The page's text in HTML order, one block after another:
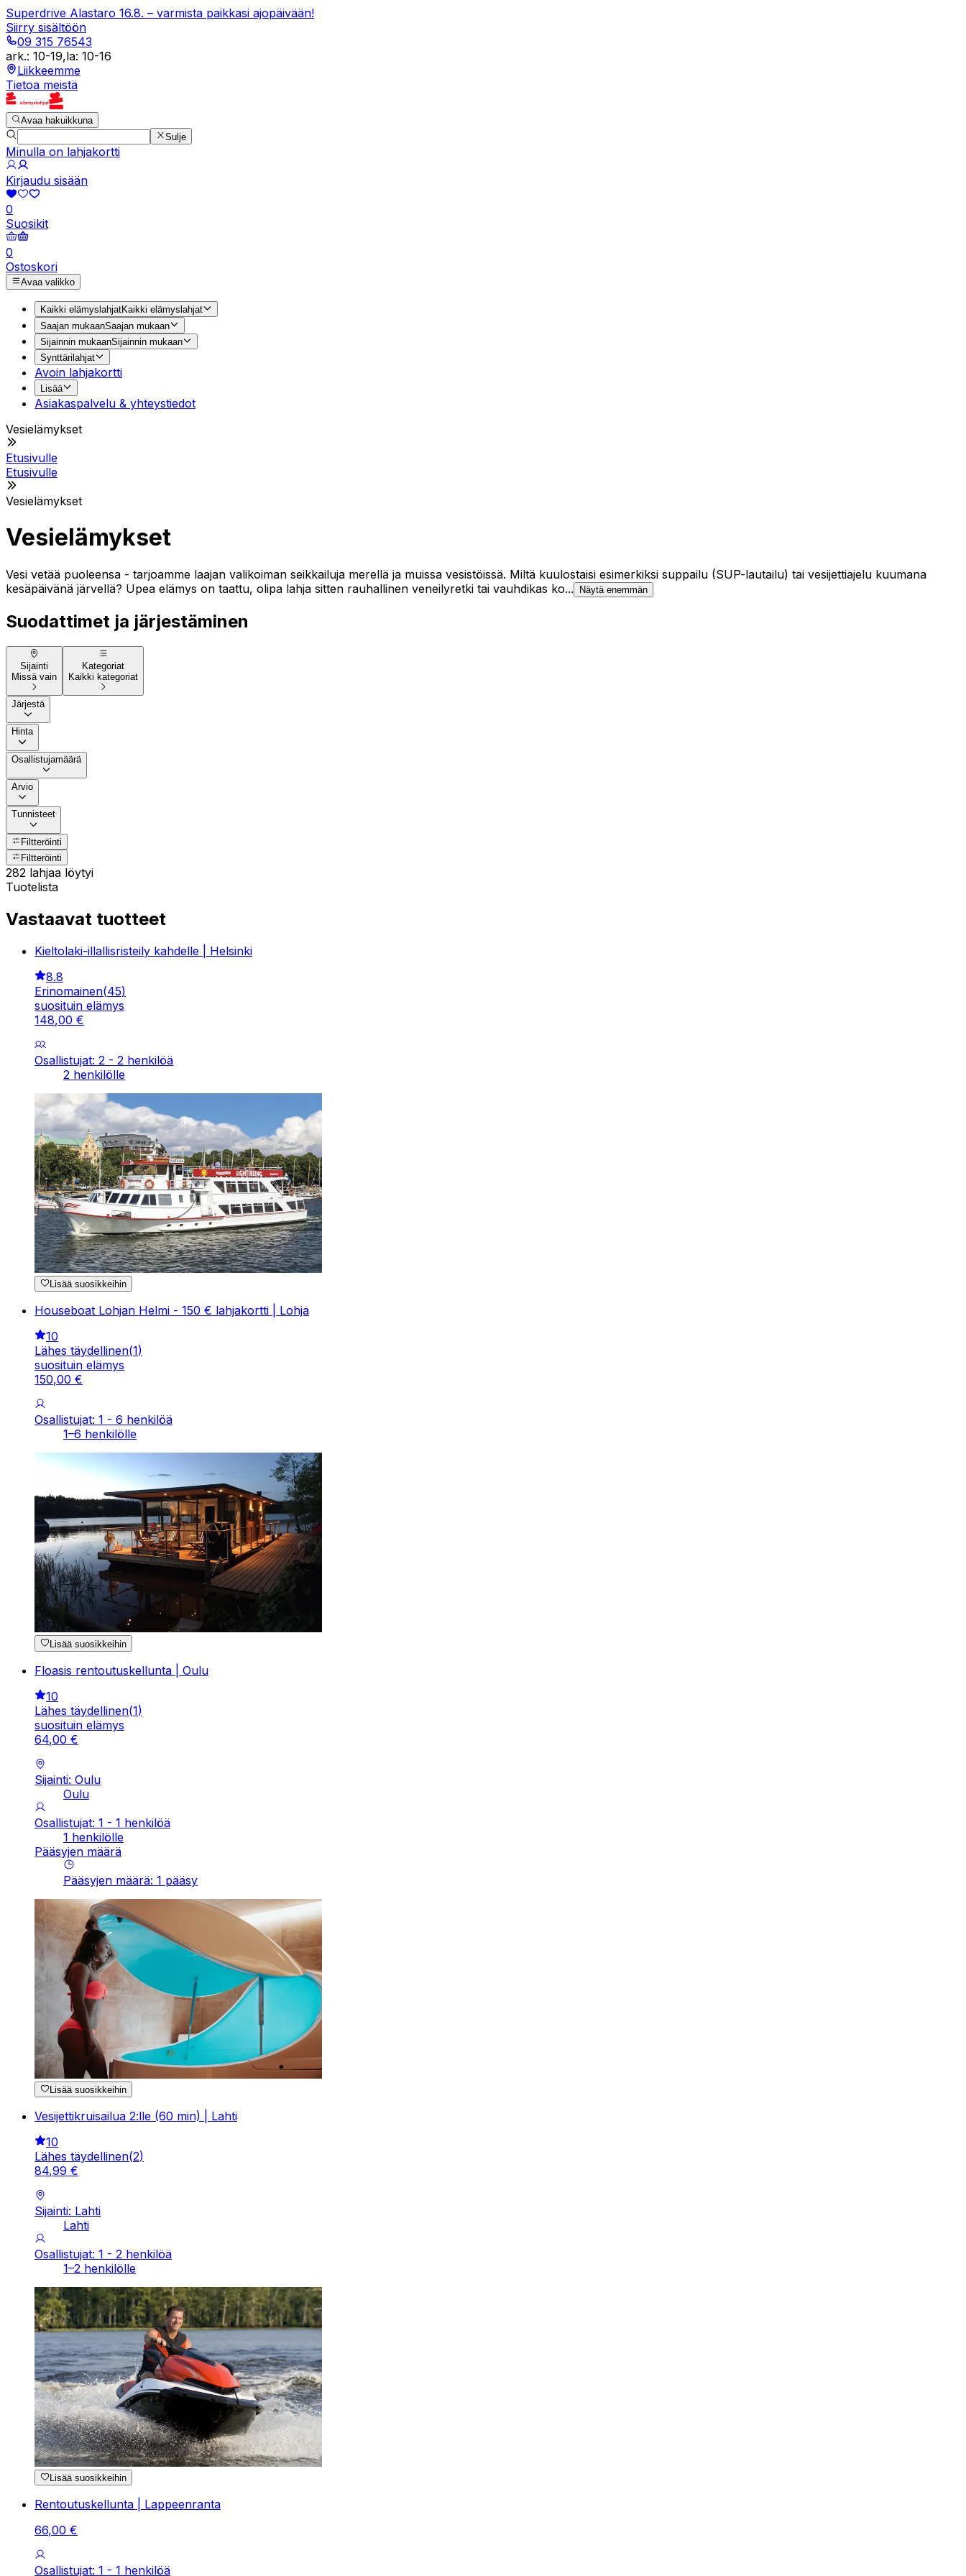
Superdrive Alastaro 16.8. – varmista paikkasi ajopäivään!
Siirry sisältöön
09 315 76543
ark.: 10-19,la: 10-16
Liikkeemme
Tietoa meistä
Avaa hakuikkuna
Sulje
Minulla on lahjakortti
Kirjaudu sisään
0
Suosikit
0
Ostoskori
Avaa valikko
Kaikki elämyslahjatKaikki elämyslahjat
Saajan mukaanSaajan mukaan
Sijainnin mukaanSijainnin mukaan
Synttärilahjat
Avoin lahjakortti
Lisää
Asiakaspalvelu & yhteystiedot
Vesielämykset
Etusivulle
Etusivulle
Vesielämykset
Vesielämykset
Vesi vetää puoleensa - tarjoamme laajan valikoiman seikkailuja merellä ja muissa vesistöissä. Miltä kuulostaisi esimerkiksi suppailu (SUP-lautailu) tai vesijettiajelu kuumana
kesäpäivänä järvellä? Upea elämys on taattu, olipa lahja sitten rauhallinen veneilyretki tai vauhdikas ko...
Näytä enemmän
Suodattimet ja järjestäminen
Sijainti
Missä vain
Kategoriat
Kaikki kategoriat
Järjestä
Hinta
Osallistujamäärä
Arvio
Tunnisteet
Filtteröinti
Filtteröinti
282 lahjaa löytyi
Tuotelista
Vastaavat tuotteet
Kieltolaki-illallisristeily kahdelle | Helsinki
8.8
Erinomainen(45)
suosituin elämys
148,00 €
Osallistujat: 2 - 2 henkilöä
2 henkilölle
Lisää suosikkeihin
Houseboat Lohjan Helmi - 150 € lahjakortti | Lohja
10
Lähes täydellinen(1)
suosituin elämys
150,00 €
Osallistujat: 1 - 6 henkilöä
1–6 henkilölle
Lisää suosikkeihin
Floasis rentoutuskellunta | Oulu
10
Lähes täydellinen(1)
suosituin elämys
64,00 €
Sijainti: Oulu
Oulu
Osallistujat: 1 - 1 henkilöä
1 henkilölle
Pääsyjen määrä
Pääsyjen määrä: 1 pääsy
Lisää suosikkeihin
Vesijettikruisailua 2:lle (60 min) | Lahti
10
Lähes täydellinen(2)
84,99 €
Sijainti: Lahti
Lahti
Osallistujat: 1 - 2 henkilöä
1–2 henkilölle
Lisää suosikkeihin
Rentoutuskellunta | Lappeenranta
66,00 €
Osallistujat: 1 - 1 henkilöä